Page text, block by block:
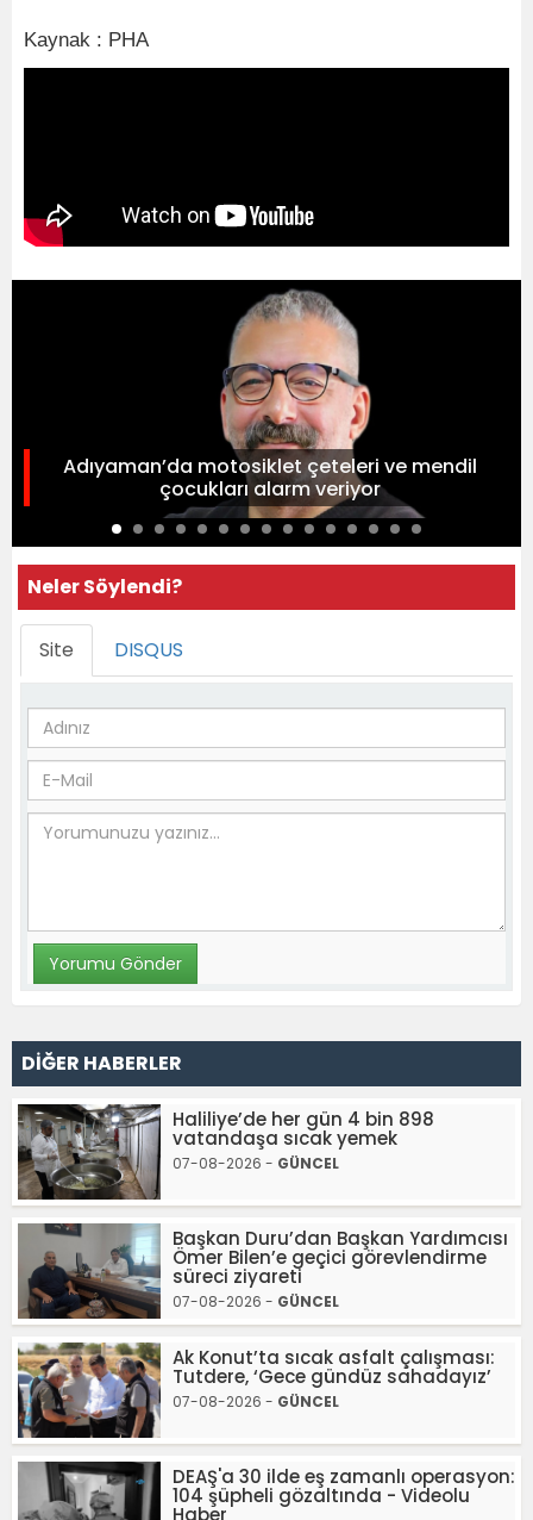
Kaynak : PHA
Adıyaman’da motosiklet çeteleri ve mendil
çocukları alarm veriyor
Neler Söylendi?
Site DISQUS
DİĞER HABERLER
Haliliye’de her gün 4 bin 898
vatandaşa sıcak yemek
07-08-2026 - GÜNCEL
Başkan Duru’dan Başkan Yardımcısı
Ömer Bilen’e geçici görevlendirme
süreci ziyareti
07-08-2026 - GÜNCEL
Ak Konut’ta sıcak asfalt çalışması:
Tutdere, ‘Gece gündüz sahadayız’
07-08-2026 - GÜNCEL
DEAŞ'a 30 ilde eş zamanlı operasyon:
104 şüpheli gözaltında - Videolu
Haber